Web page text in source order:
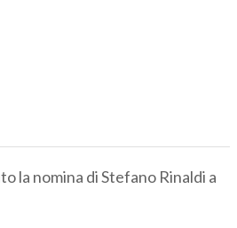
la nomina di Stefano Rinaldi a